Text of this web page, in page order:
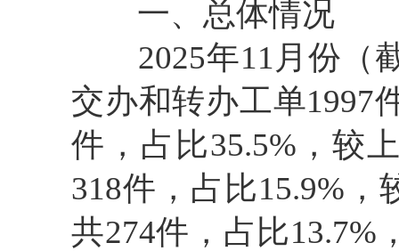
一、总体情况
2025年11月份（截
交办和转办工单1997
件，占比35.5%，较
318件，占比15.9%
共274件，占比